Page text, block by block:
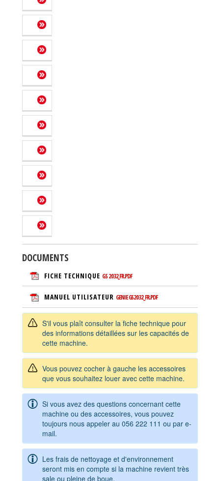
DOCUMENTS
FICHE TECHNIQUE GS 2032_FR.PDF
MANUEL UTILISATEUR GENIE GS2032_FR.PDF
S'il vous plaît consulter la fiche technique pour
des informations détaillées sur les capacités de
cette machine.
Vous pouvez cocher à gauche les accessoires
que vous souhaitez louer avec cette machine.
Si vous avez des questions concernant cette
machine ou des accessoires, vous pouvez
toujours nous appeler au 056 222 111 ou par e-
mail.
Les frais de nettoyage et d'environnement
seront mis en compte si la machine revient très
sale ou pleine de boue.